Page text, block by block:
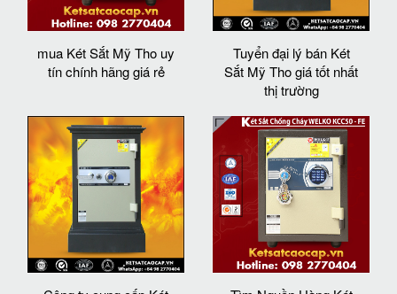
mua Két Sắt Mỹ Tho uy
tín chính hãng giá rẻ
Tuyển đại lý bán Két
Sắt Mỹ Tho giá tốt nhất
thị trường